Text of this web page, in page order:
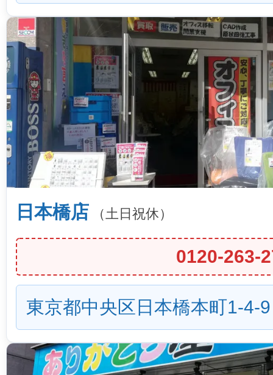
日本橋店 （土日祝休）
0120-263-
東京都中央区日本橋本町1-4-9